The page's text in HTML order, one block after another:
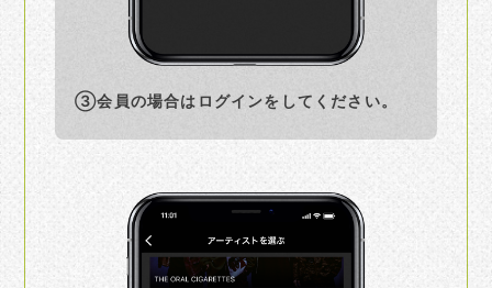
③会員の場合はログインを してください。